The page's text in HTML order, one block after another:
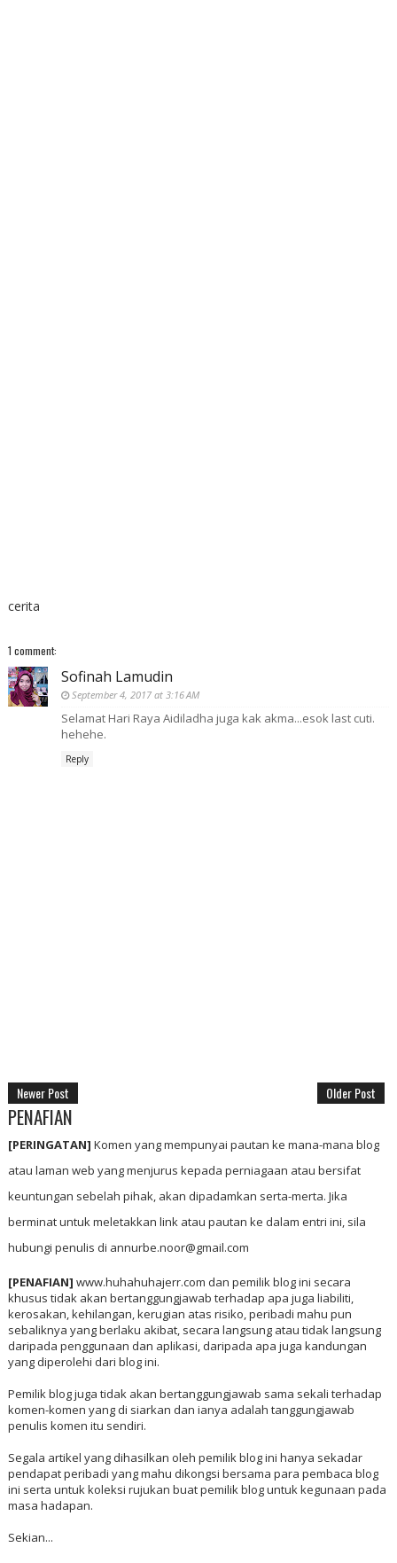
cerita
1 comment:
Sofinah Lamudin
September 4, 2017 at 3:16 AM
Selamat Hari Raya Aidiladha juga kak akma...esok last cuti.
hehehe.
Reply
Newer Post Older Post
PENAFIAN
[PERINGATAN] Komen yang mempunyai pautan ke mana-mana blog
atau laman web yang menjurus kepada perniagaan atau bersifat
keuntungan sebelah pihak, akan dipadamkan serta-merta. Jika
berminat untuk meletakkan link atau pautan ke dalam entri ini, sila
hubungi penulis di annurbe.noor@gmail.com
[PENAFIAN] www.huhahuhajerr.com dan pemilik blog ini secara
khusus tidak akan bertanggungjawab terhadap apa juga liabiliti,
kerosakan, kehilangan, kerugian atas risiko, peribadi mahu pun
sebaliknya yang berlaku akibat, secara langsung atau tidak langsung
daripada penggunaan dan aplikasi, daripada apa juga kandungan
yang diperolehi dari blog ini.
Pemilik blog juga tidak akan bertanggungjawab sama sekali terhadap
komen-komen yang di siarkan dan ianya adalah tanggungjawab
penulis komen itu sendiri.
Segala artikel yang dihasilkan oleh pemilik blog ini hanya sekadar
pendapat peribadi yang mahu dikongsi bersama para pembaca blog
ini serta untuk koleksi rujukan buat pemilik blog untuk kegunaan pada
masa hadapan.
Sekian...